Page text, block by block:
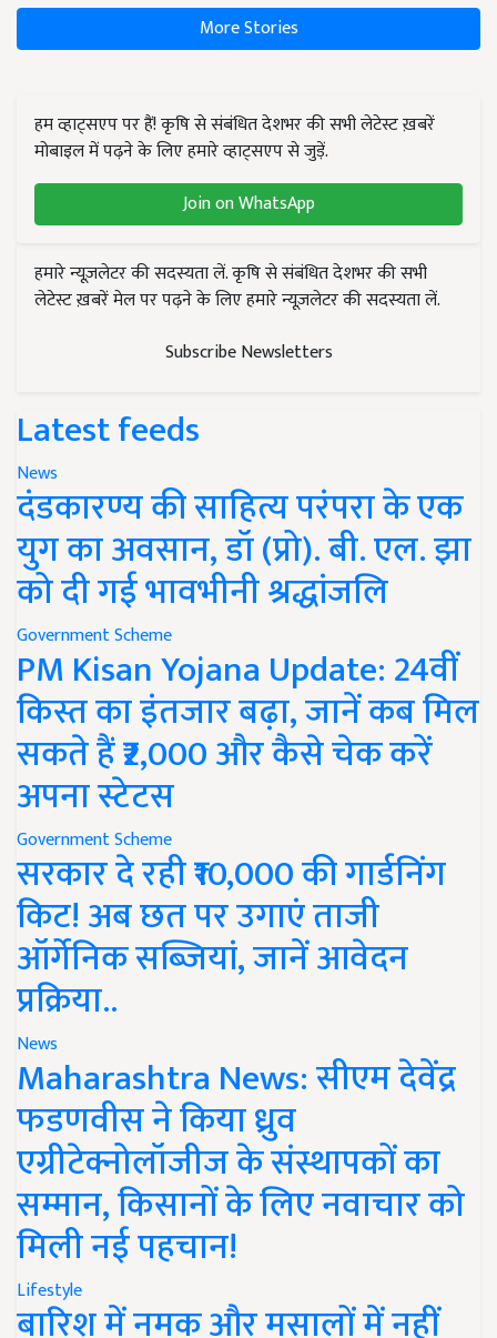
More Stories
हम व्हाट्सएप पर हैं! कृषि से संबंधित देशभर की सभी लेटेस्ट ख़बरें
मोबाइल में पढ़ने के लिए हमारे व्हाट्सएप से जुड़ें.
Join on WhatsApp
हमारे न्यूज़लेटर की सदस्यता लें. कृषि से संबंधित देशभर की सभी
लेटेस्ट ख़बरें मेल पर पढ़ने के लिए हमारे न्यूज़लेटर की सदस्यता लें.
Subscribe Newsletters
Latest feeds
News
दंडकारण्य की साहित्य परंपरा के एक
युग का अवसान, डॉ (प्रो). बी. एल. झा
को दी गई भावभीनी श्रद्धांजलि
Government Scheme
PM Kisan Yojana Update: 24वीं
किस्त का इंतजार बढ़ा, जानें कब मिल
सकते हैं ₹2,000 और कैसे चेक करें
अपना स्टेटस
Government Scheme
सरकार दे रही ₹10,000 की गार्डनिंग
किट! अब छत पर उगाएं ताजी
ऑर्गेनिक सब्जियां, जानें आवेदन
प्रक्रिया..
News
Maharashtra News: सीएम देवेंद्र
फडणवीस ने किया ध्रुव
एग्रीटेक्नोलॉजीज के संस्थापकों का
सम्मान, किसानों के लिए नवाचार को
मिली नई पहचान!
Lifestyle
बारिश में नमक और मसालों में नहीं